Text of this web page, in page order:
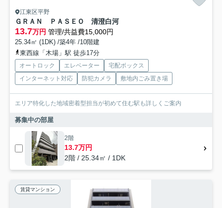
江東区平野
ＧＲＡＮ ＰＡＳＥＯ 清澄白河
13.7万円 管理/共益費15,000円
25.34㎡ (1DK) /築4年 /10階建
東西線「木場」駅 徒歩17分
オートロック エレベーター
宅配ボックス
インターネット対応
防犯カメラ 敷地内ごみ置き場
エリア特化した地域密着型担当が初めて住む駅も詳しくご案内
募集中の部屋
2階
13.7万円
2階 / 25.34㎡ / 1DK
賃貸マンション